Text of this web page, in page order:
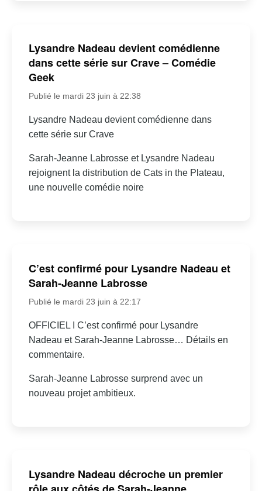
Lysandre Nadeau devient comédienne
dans cette série sur Crave – Comédie
Geek
Publié le mardi 23 juin à 22:38
Lysandre Nadeau devient comédienne dans
cette série sur Crave
Sarah-Jeanne Labrosse et Lysandre Nadeau
rejoignent la distribution de Cats in the Plateau,
une nouvelle comédie noire
C’est confirmé pour Lysandre Nadeau et
Sarah-Jeanne Labrosse
Publié le mardi 23 juin à 22:17
OFFICIEL I C’est confirmé pour Lysandre
Nadeau et Sarah-Jeanne Labrosse… Détails en
commentaire.
Sarah-Jeanne Labrosse surprend avec un
nouveau projet ambitieux.
Lysandre Nadeau décroche un premier